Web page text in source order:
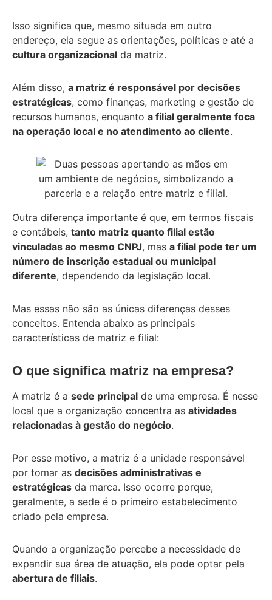
Isso significa que, mesmo situada em outro
endereço, ela segue as orientações, políticas e até a
cultura organizacional da matriz.
Além disso, a matriz é responsável por decisões
estratégicas, como finanças, marketing e gestão de
recursos humanos, enquanto a filial geralmente foca
na operação local e no atendimento ao cliente.
Outra diferença importante é que, em termos fiscais
e contábeis, tanto matriz quanto filial estão
vinculadas ao mesmo CNPJ, mas a filial pode ter um
número de inscrição estadual ou municipal
diferente, dependendo da legislação local.
Mas essas não são as únicas diferenças desses
conceitos. Entenda abaixo as principais
características de matriz e filial:
O que significa matriz na empresa?
A matriz é a sede principal de uma empresa. É nesse
local que a organização concentra as atividades
relacionadas à gestão do negócio.
Por esse motivo, a matriz é a unidade responsável
por tomar as decisões administrativas e
estratégicas da marca. Isso ocorre porque,
geralmente, a sede é o primeiro estabelecimento
criado pela empresa.
Quando a organização percebe a necessidade de
expandir sua área de atuação, ela pode optar pela
abertura de filiais.